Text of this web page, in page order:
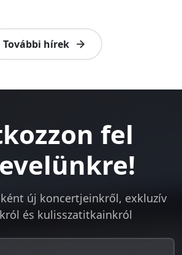
További hírek
fel
új koncertjeinkről, exkluzív
és kulisszatitkainkról